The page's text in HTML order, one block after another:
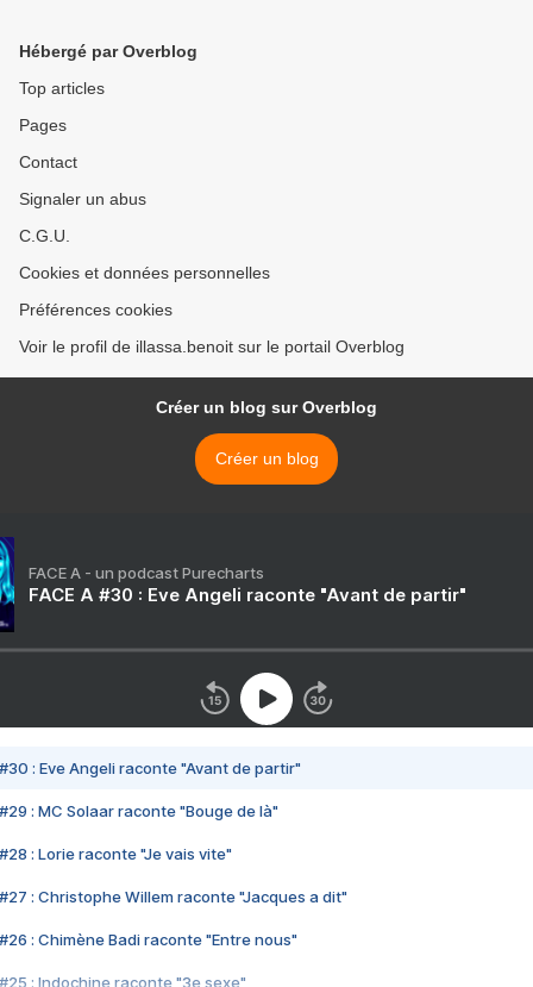
Hébergé par Overblog
Top articles
Pages
Contact
Signaler un abus
C.G.U.
Cookies et données personnelles
Préférences cookies
Voir le profil de illassa.benoit sur le portail Overblog
Créer un blog sur Overblog
Créer un blog
FACE A - un podcast Purecharts
FACE A #30 : Eve Angeli raconte "Avant de partir"
#30 : Eve Angeli raconte "Avant de partir"
#29 : MC Solaar raconte "Bouge de là"
#28 : Lorie raconte "Je vais vite"
#27 : Christophe Willem raconte "Jacques a dit"
#26 : Chimène Badi raconte "Entre nous"
#25 : Indochine raconte "3e sexe"